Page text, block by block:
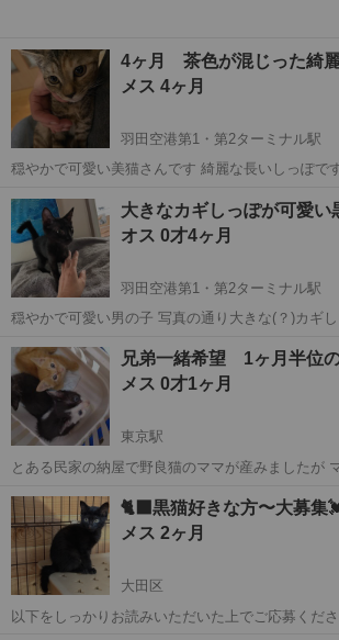
4ヶ月 茶色が混じった綺
メス 4ヶ月
羽田空港第1・第2ターミナル駅
穏やかで可愛い美猫さんです 綺麗な長いしっぽです ・健康状態良
種混合ワクチン2回接種済み （次回接種予定：令和9年6月） ◆譲渡に
ついて...
東京 大田区 羽田空港第1・第2ターミナ
有無
大きなカギしっぽが可愛い
オス 0才4ヶ月
羽田空港第1・第2ターミナル駅
穏やかで可愛い男の子 写真の通り大きな(？)カギ
血病ウイルス検査：陰性 ・3種混合ワクチン2回接種済み （次回接種予
定：令和...
東京 大田区 羽田空港第1・第2ターミナ
有無
兄弟一緒希望 1ヶ月半位
メス 0才1ヶ月
東京駅
とある民家の納屋で野良猫のママが産みましたが
め、性格はこれから変わると 思いますが、現時点
い、走り回って好奇心旺盛。兄弟とも...
東京 中央区 東京駅 猫 ワクチン
🐈‍⬛黒猫好きな方〜大募集
メス 2ヶ月
大田区
以下をしっかりお読みいただいた上でご応募ください。 性格や